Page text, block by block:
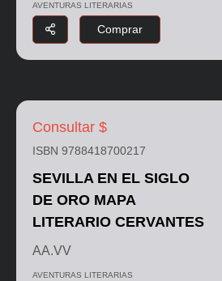
AVENTURAS LITERARIAS
Comprar
Consultar $
ISBN 9788418700217
SEVILLA EN EL SIGLO
DE ORO MAPA
LITERARIO CERVANTES
AA.VV
AVENTURAS LITERARIAS